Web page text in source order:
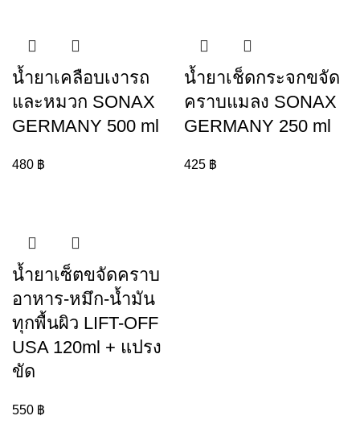
น้ำยาเคลือบเงารถ
และหมวก SONAX
GERMANY 500 ml
480 ฿
น้ำยาเช็ดกระจกขจัด
คราบแมลง SONAX
GERMANY 250 ml
425 ฿
น้ำยาเซ็ตขจัดคราบ
อาหาร-หมึก-น้ำมัน
ทุกพื้นผิว LIFT-OFF
USA 120ml + แปรง
ขัด
550 ฿